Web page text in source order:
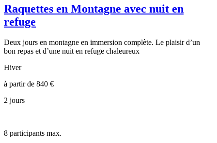
Raquettes en Montagne avec nuit en
refuge
Deux jours en montagne en immersion complète. Le plaisir d’un
bon repas et d’une nuit en refuge chaleureux
Hiver
à partir de 840 €
2 jours
8 participants max.